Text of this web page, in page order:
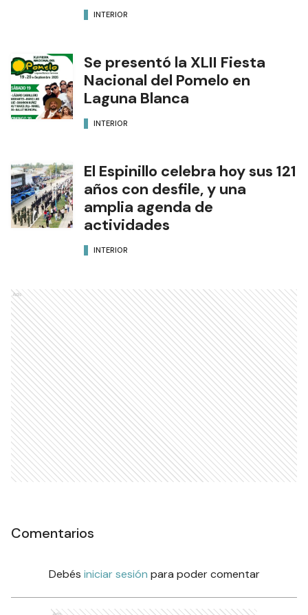
INTERIOR
Se presentó la XLII Fiesta
Nacional del Pomelo en
Laguna Blanca
INTERIOR
El Espinillo celebra hoy sus 121
años con desfile, y una
amplia agenda de
actividades
INTERIOR
Ads
Comentarios
Debés iniciar sesión para poder comentar
Ads